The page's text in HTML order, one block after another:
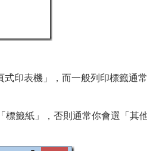
印表機」，而一般列印標籤通
籤紙」，否則通常你會選「其